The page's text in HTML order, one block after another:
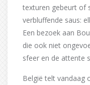
texturen gebeurt of
verbluffende saus:
Een bezoek aan
die ook niet
sfeer en de attente
België telt vandaag